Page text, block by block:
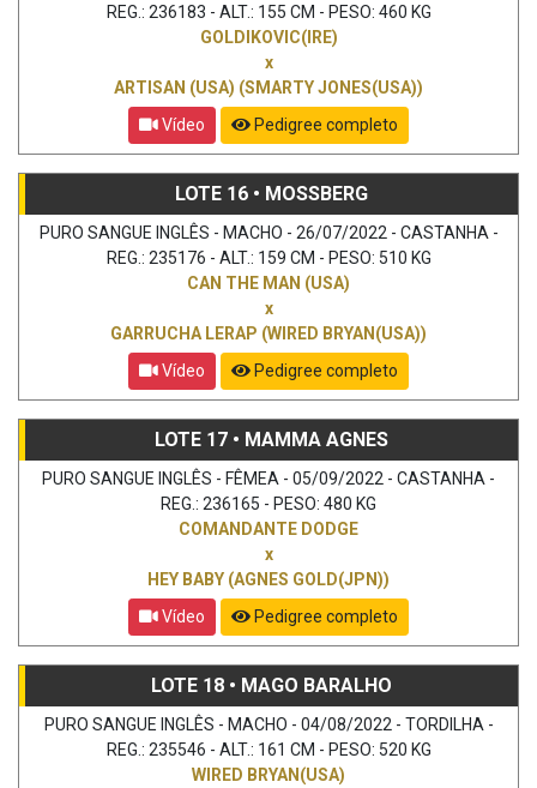
REG.: 236183 - ALT.: 155 CM - PESO: 460 KG
GOLDIKOVIC(IRE)
x
ARTISAN (USA) (SMARTY JONES(USA))
Vídeo
Pedigree completo
LOTE 16 • MOSSBERG
PURO SANGUE INGLÊS - MACHO - 26/07/2022 - CASTANHA -
REG.: 235176 - ALT.: 159 CM - PESO: 510 KG
CAN THE MAN (USA)
x
GARRUCHA LERAP (WIRED BRYAN(USA))
Vídeo
Pedigree completo
LOTE 17 • MAMMA AGNES
PURO SANGUE INGLÊS - FÊMEA - 05/09/2022 - CASTANHA -
REG.: 236165 - PESO: 480 KG
COMANDANTE DODGE
x
HEY BABY (AGNES GOLD(JPN))
Vídeo
Pedigree completo
LOTE 18 • MAGO BARALHO
PURO SANGUE INGLÊS - MACHO - 04/08/2022 - TORDILHA -
REG.: 235546 - ALT.: 161 CM - PESO: 520 KG
WIRED BRYAN(USA)